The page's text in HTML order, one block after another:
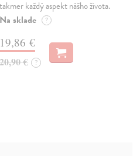
takmer každý aspekt nášho života.
Na sklade ?
19,86 €
20,90 € ?